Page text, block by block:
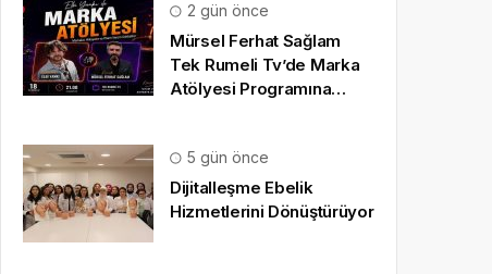
2 gün önce
Mürsel Ferhat Sağlam
Tek Rumeli Tv’de Marka
Atölyesi Programına
5 gün önce
Dijitalleşme Ebelik
Hizmetlerini Dönüştürüyor